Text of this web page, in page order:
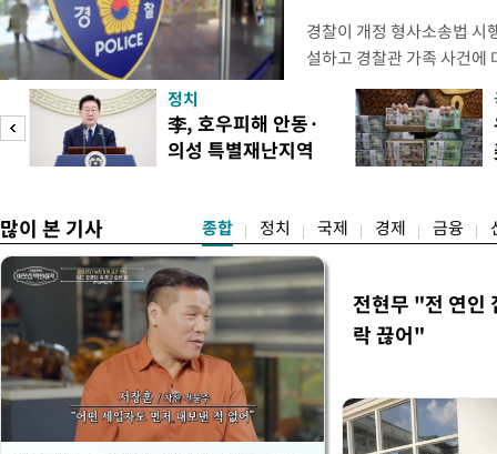
경찰이 개정 형사소송법 시
설하고 경찰관 가족 사건에
피제'를 도입한다. 경찰청
후속 조치 태스크포스
우선 올해 하반기 인사에
하던 수사감찰 기능을 인
정치
李, 호우피해 안동·
의성 특별재난지역
많이 본 기사 종합 정치 국제 경제 금융
전현무 "전 연인
락 끊어"